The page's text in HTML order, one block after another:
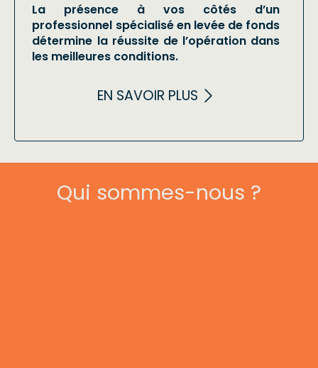
La présence à vos côtés d’un
professionnel spécialisé en levée de fonds
détermine la réussite de l’opération dans
les meilleures conditions.
EN SAVOIR PLUS
Qui sommes-nous ?